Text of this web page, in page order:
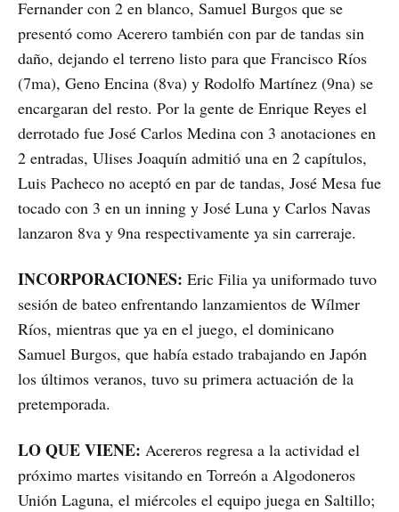
Fernander con 2 en blanco, Samuel Burgos que se
presentó como Acerero también con par de tandas sin
daño, dejando el terreno listo para que Francisco Ríos
(7ma), Geno Encina (8va) y Rodolfo Martínez (9na) se
encargaran del resto. Por la gente de Enrique Reyes el
derrotado fue José Carlos Medina con 3 anotaciones en
2 entradas, Ulises Joaquín admitió una en 2 capítulos,
Luis Pacheco no aceptó en par de tandas, José Mesa fue
tocado con 3 en un inning y José Luna y Carlos Navas
lanzaron 8va y 9na respectivamente ya sin carreraje.
INCORPORACIONES: Eric Filia ya uniformado tuvo
sesión de bateo enfrentando lanzamientos de Wílmer
Ríos, mientras que ya en el juego, el dominicano
Samuel Burgos, que había estado trabajando en Japón
los últimos veranos, tuvo su primera actuación de la
pretemporada.
LO QUE VIENE: Acereros regresa a la actividad el
próximo martes visitando en Torreón a Algodoneros
Unión Laguna, el miércoles el equipo juega en Saltillo;